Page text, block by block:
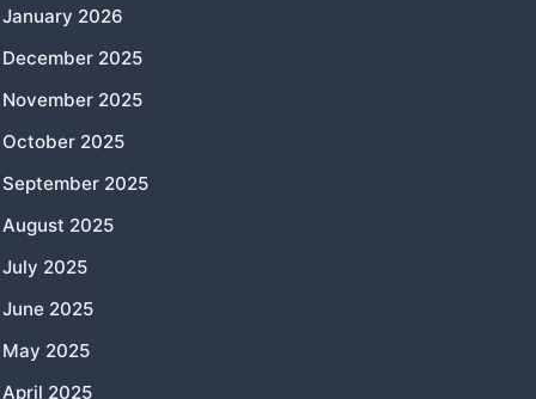
January 2026
December 2025
November 2025
October 2025
September 2025
August 2025
July 2025
June 2025
May 2025
April 2025